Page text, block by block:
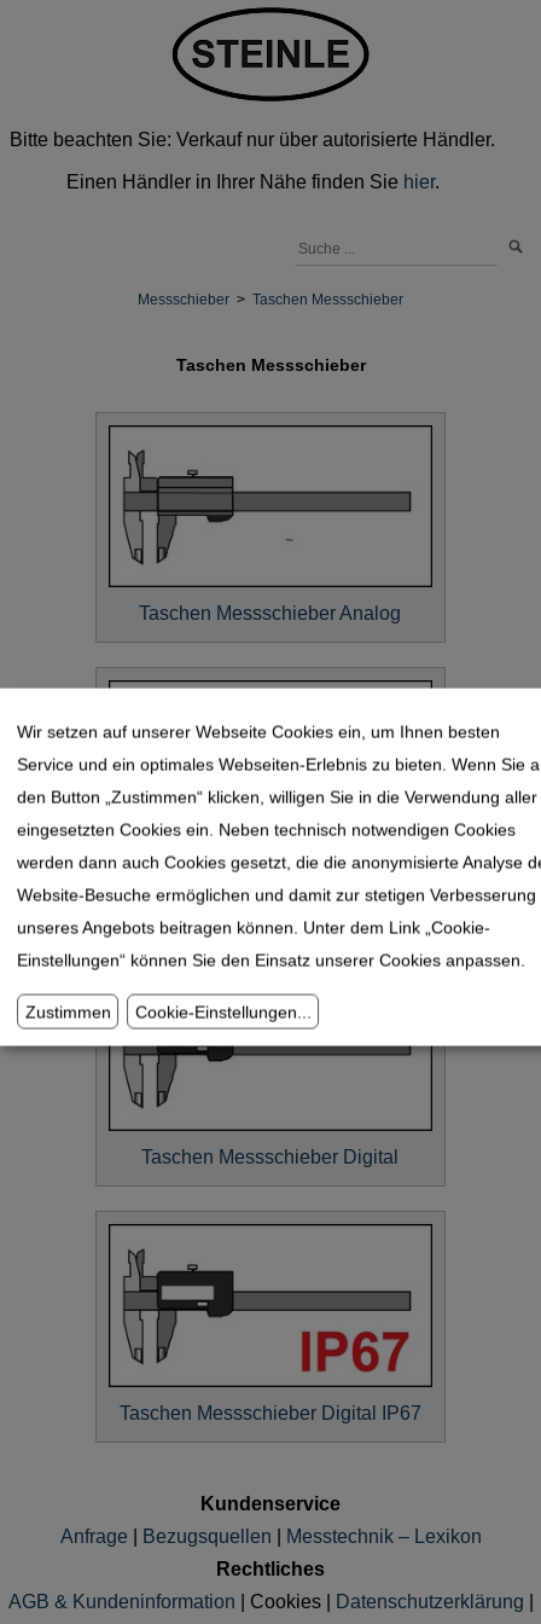
Bitte beachten Sie: Verkauf nur über autorisierte Händler.
Einen Händler in Ihrer Nähe finden Sie hier.
Messschieber > Taschen Messschieber
Taschen Messschieber
Taschen Messschieber Analog
Taschen Messschieber mit
Rundskala
Taschen Messschieber Digital
Taschen Messschieber Digital IP67
Kundenservice
Anfrage
Bezugsquellen
Messtechnik – Lexikon
Rechtliches
AGB & Kundeninformation
Cookies| Datenschutzerklärung
Wir setzen auf unserer Webseite Cookies ein, um Ihnen besten
Service und ein optimales Webseiten-Erlebnis zu bieten. Wenn Sie
den Button „Zustimmen“ klicken, willigen Sie in die Verwendung aller
eingesetzten Cookies ein. Neben technisch notwendigen Cookies
werden dann auch Cookies gesetzt, die die anonymisierte Analyse
Website-Besuche ermöglichen und damit zur stetigen Verbesserung
unseres Angebots beitragen können. Unter dem Link „Cookie-
Einstellungen“ können Sie den Einsatz unserer Cookies anpassen.
Zustimmen Cookie-Einstellungen...